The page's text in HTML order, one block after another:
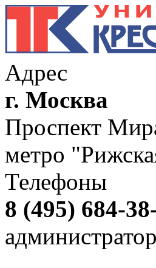
Адрес
г. Москва
Проспект
метро
Телефоны
8 (495) 684-